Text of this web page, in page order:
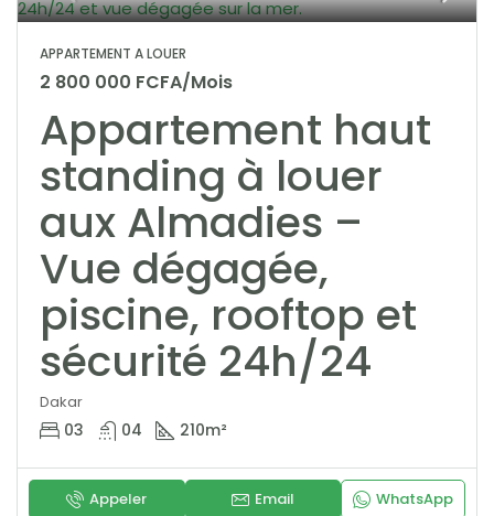
APPARTEMENT A LOUER
2 800 000 FCFA/Mois
Appartement haut
standing à louer
aux Almadies –
Vue dégagée,
piscine, rooftop et
sécurité 24h/24
Dakar
03 04 210m²
Appeler Email WhatsApp